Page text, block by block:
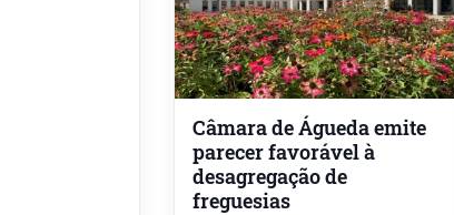
Câmara de Águeda emite
parecer favorável à
desagregação de
freguesias